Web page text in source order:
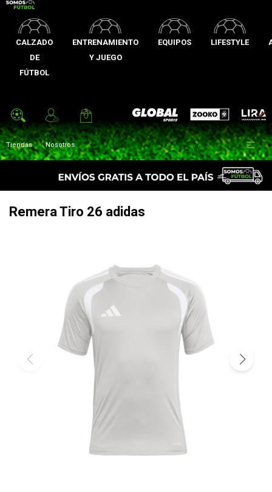
CALZADO
DE
FÚTBOL
ENTRENAMIENTO
Y JUEGO
EQUIPOS LIFESTYLE
Global Sports Zooko Lira
Tiendas Nosotros 
Remera Tiro 26 adidas